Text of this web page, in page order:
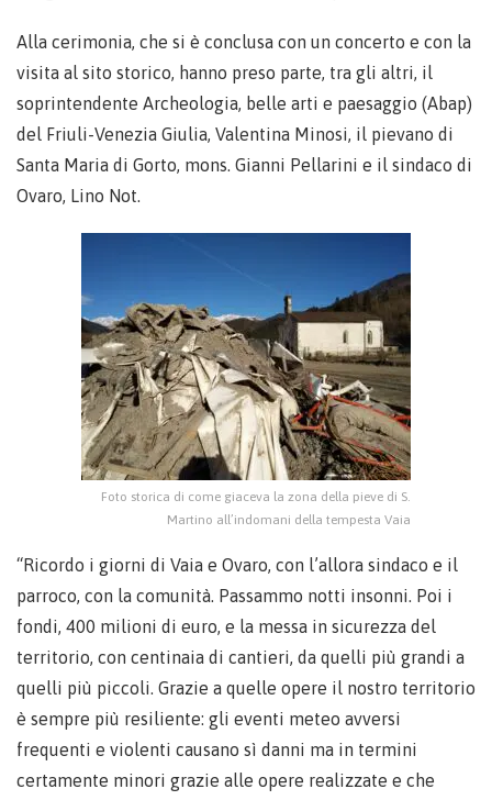
Alla cerimonia, che si è conclusa con un concerto e con la
visita al sito storico, hanno preso parte, tra gli altri, il
soprintendente Archeologia, belle arti e paesaggio (Abap)
del Friuli-Venezia Giulia, Valentina Minosi, il pievano di
Santa Maria di Gorto, mons. Gianni Pellarini e il sindaco di
Ovaro, Lino Not.
Foto storica di come giaceva la zona della pieve di S.
Martino all’indomani della tempesta Vaia
“Ricordo i giorni di Vaia e Ovaro, con l’allora sindaco e il
parroco, con la comunità. Passammo notti insonni. Poi i
fondi, 400 milioni di euro, e la messa in sicurezza del
territorio, con centinaia di cantieri, da quelli più grandi a
quelli più piccoli. Grazie a quelle opere il nostro territorio
è sempre più resiliente: gli eventi meteo avversi
frequenti e violenti causano sì danni ma in termini
certamente minori grazie alle opere realizzate e che